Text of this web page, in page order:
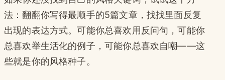
法：翻翻你写得最顺手的5篇文章，找找里面反复
出现的表达方式。可能你总喜欢用反问句，可能你
总喜欢举生活化的例子，可能你总喜欢自嘲——这
些就是你的风格种子。